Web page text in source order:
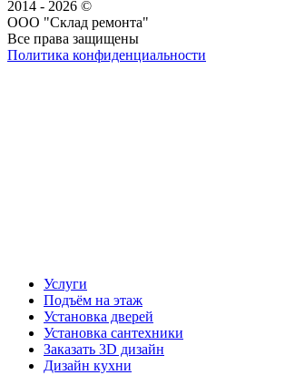
2014 - 2026 ©
ООО "Склад ремонта"
Все права защищены
Политика конфиденциальности
Услуги
Подъём на этаж
Установка дверей
Установка сантехники
Заказать 3D дизайн
Дизайн кухни